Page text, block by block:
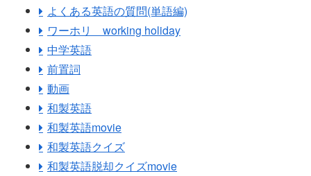
よくある英語の質問(単語編)
ワーホリ working holiday
中学英語
前置詞
動画
和製英語
和製英語movie
和製英語クイズ
和製英語脱却クイズmovie